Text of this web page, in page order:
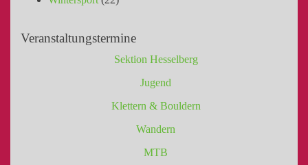
Veranstaltungstermine
Sektion Hesselberg
Jugend
Klettern & Bouldern
Wandern
MTB